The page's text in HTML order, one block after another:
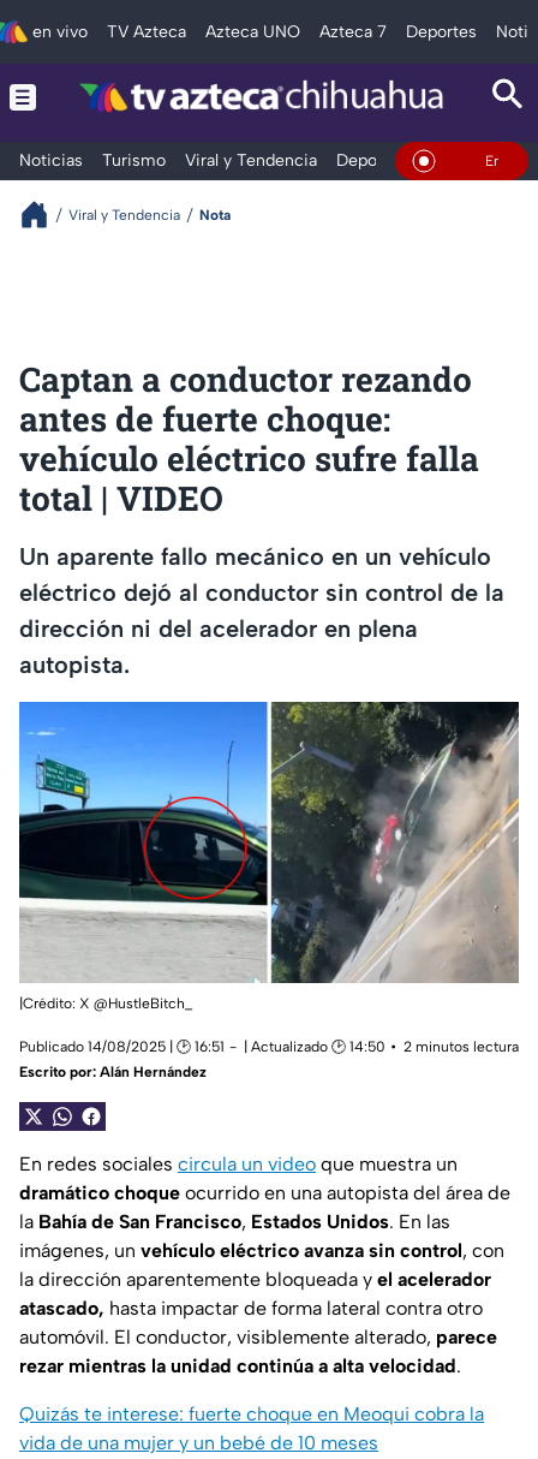
en vivo TV Azteca Azteca UNO Azteca 7 Deportes
Noticias Turismo Viral y Tendencia Deportes Espectáculos
En Vivo
Viral y Tendencia Nota
Captan a conductor rezando
antes de fuerte choque:
vehículo eléctrico sufre falla
total | VIDEO
Un aparente fallo mecánico en un vehículo
eléctrico dejó al conductor sin control de la
dirección ni del acelerador en plena
autopista.
|Crédito: X @HustleBitch_
Publicado 14/08/2025 | 🕑 16:51 | Actualizado 🕑 14:50
2 minutos lectura
Escrito por: Alán Hernández
En redes sociales circula un video que muestra un
dramático choque ocurrido en una autopista del área de
la Bahía de San Francisco, Estados Unidos. En las
imágenes, un vehículo eléctrico avanza sin control, con
la dirección aparentemente bloqueada y el acelerador
atascado, hasta impactar de forma lateral contra otro
automóvil. El conductor, visiblemente alterado, parece
rezar mientras la unidad continúa a alta velocidad.
Quizás te interese: fuerte choque en Meoqui cobra la
vida de una mujer y un bebé de 10 meses